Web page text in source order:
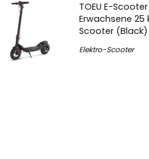
TOEU E-
Erwachsene 25
Scooter (Black)
Elektro-Scooter